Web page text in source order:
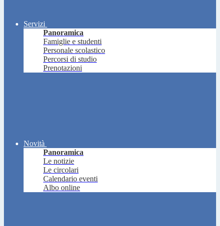
Servizi
Panoramica
Famiglie e studenti
Personale scolastico
Percorsi di studio
Prenotazioni
Novità
Panoramica
Le notizie
Le circolari
Calendario eventi
Albo online